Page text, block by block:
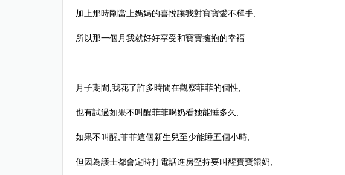
加上那時剛當上媽媽的喜悅讓我對寶寶愛不釋手,
所以那一個月我就好好享受和寶寶擁抱的幸褔
月子期間 我花了許多時間在觀察菲菲的個性
也有試過如果不叫醒菲菲喝奶看她能睡多久
如果不叫醒 菲菲這個新生兒至少能睡五個小時,
但因為護士都會定時打電話進房堅持要叫醒寶寶餵奶